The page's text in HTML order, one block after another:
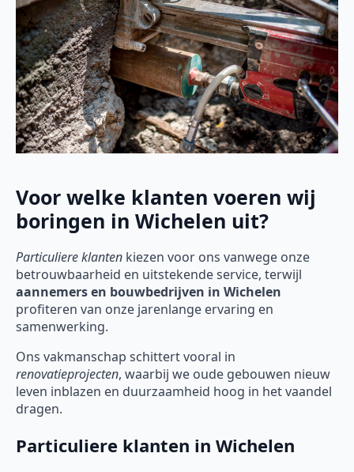
Voor welke klanten voeren wij
boringen in Wichelen uit?
Particuliere klanten kiezen voor ons vanwege onze
betrouwbaarheid en uitstekende service, terwijl
aannemers en bouwbedrijven in Wichelen
profiteren van onze jarenlange ervaring en
samenwerking.
Ons vakmanschap schittert vooral in
renovatieprojecten, waarbij we oude gebouwen nieuw
leven inblazen en duurzaamheid hoog in het vaandel
dragen.
Particuliere klanten in Wichelen